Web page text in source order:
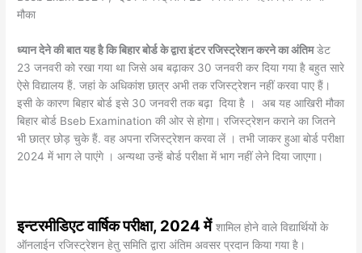
मौका
ध्यान देने की बात यह है कि बिहार बोर्ड के द्वारा इंटर रजिस्ट्रेशन करने का अंतिमडेट
23 जनवरी को रखा गया था जिसे अब बढ़ाकर 30 जनवरी कर दिया गया है बहुत सारे
ऐसे विद्यालय हैं. जहां के अधिकांश छात्र अभी तक रजिस्ट्रेशन नहीं करवा पाए हैं।
इसी के कारण बिहार बोर्ड इसे 30 जनवरी तक बढ़ा दिया है । अब यह आखिरी मौका
बिहार बोर्ड Bseb Examination की ओर से होगा। रजिस्ट्रेशन कराने का जितने
भी छात्र छोड़ चुके हैं. वह अपना रजिस्ट्रेशन करवा लें । तभी जाकर हुआ बोर्ड परीक्षा
2024 में भाग ले पाएंगे । अन्यथा उन्हें बोर्ड परीक्षा में भाग नहीं लेने दिया जाएगा।
इन्टरमीडिएट वार्षिक परीक्षा, 2024 में शामिल होने वाले विद्यार्थियों के
ऑनलाईन रजिस्ट्रेशन हेतु समिति द्वारा अंतिम अवसर प्रदान किया गया है।